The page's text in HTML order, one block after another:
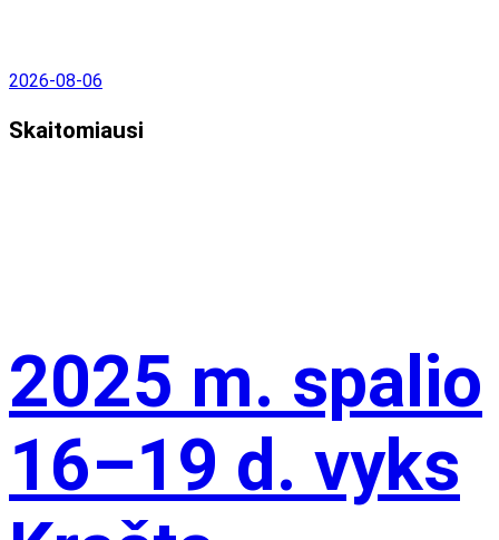
2026-08-06
Skaitomiausi
2025 m. spalio
16–19 d. vyks